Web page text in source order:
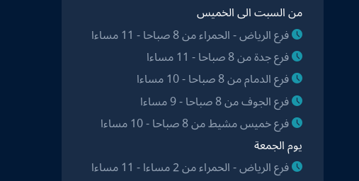
من السبت الى الخميس
فرع الرياض - الحمراء من 8 صباحا - 11 مساءا
فرع جدة من 8 صباحا - 11 مساءا
فرع الدمام من 8 صباحا - 10 مساءا
فرع الجوف من 8 صباحا - 9 مساءا
فرع خميس مشيط من 8 صباحا - 10 مساءا
يوم الجمعة
فرع الرياض - الحمراء من 2 مساءا - 11 مساءا